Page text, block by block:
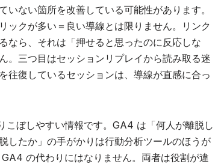
ない箇所を改善している可能性があります。
ックが多い＝良い導線とは限りません。リンク
なら、それは「押せると思ったのに反応しな
。三つ目はセッションリプレイから読み取る迷
往復しているセッションは、導線が直感に合っ
ぼしやすい情報です。GA4 は「何人が離脱し
したか」の手がかりは行動分析ツールのほうが
の代わりにはなりません。両者は役割が違